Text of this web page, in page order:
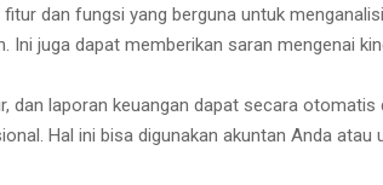
dan fungsi yang berguna untuk
Ini juga dapat memberikan saran mengenai
dan laporan keuangan dapat secara otomatis
Hal ini bisa digunakan akuntan Anda atau